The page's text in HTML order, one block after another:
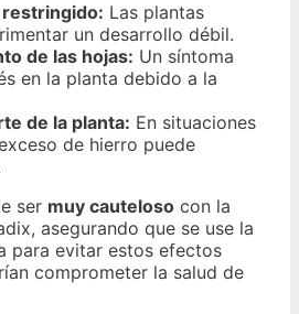
Las plantas
un desarrollo débil.
de las hojas: Un síntoma
en la planta debido a la
de la planta: En situaciones
de hierro puede
ser muy cauteloso con la
asegurando que se use la
para evitar estos efectos
comprometer la salud de